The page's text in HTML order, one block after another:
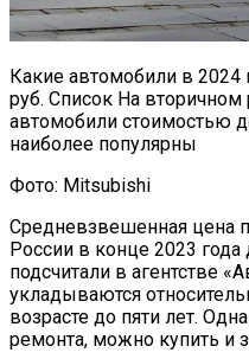
Какие автомобили в 2024
руб. Список На
автомобили стоимостью
наиболее популярны
Фото: Mitsubishi
Средневзвешенная цена
России в конце 2023 года
подсчитали в агентстве
укладываются
возрасте до пяти лет.
ремонта, можно купить